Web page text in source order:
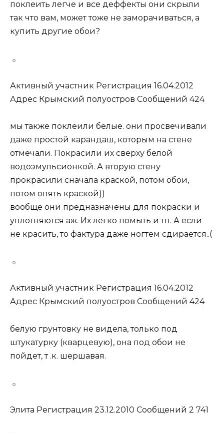
поклеить легче и все деффекты они скрыли
так что вам, может тоже не заморачиваться, а
купить другие обои?
Активный участник Регистрация 16.04.2012
Адрес Крымский полуостров Сообщений 424
мы также поклеили белые. они просвечивали
даже простой карандаш, которым на стене
отмечали. Покрасили их сверху белой
водоэмульсионкой. А вторую стену
прокрасили сначала краской, потом обои,
потом опять краской))
вообще они предназначены для покраски и
уплотняются аж. Их легко помыть и тп. А если
не красить, то фактура даже ногтем сдирается..(
Активный участник Регистрация 16.04.2012
Адрес Крымский полуостров Сообщений 424
белую грунтовку не видела, только под
штукатурку (кварцевую), она под обои не
пойдет, т .к. шершавая.
Элита Регистрация 23.12.2010 Сообщений 2 741